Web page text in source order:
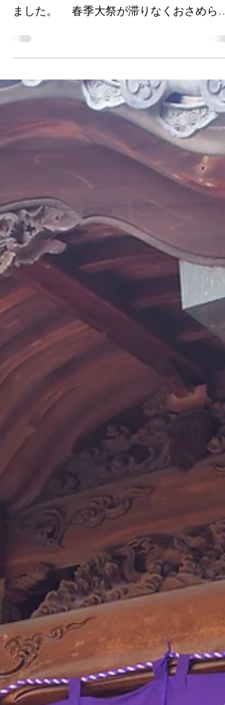
3月14（土）は日没より、天満社社殿にて献
ました。 春季大祭が滞りなくおさめられ
ますようご祈願申し上げますと共に、皆々
さて、明日の春季大祭では、御祈祷奉仕
はじめ、御神札や御朱印等の授与品頒布、
祓い、習字奉納、縁日も行います。 御祈
祷奉仕では、健やかに、そして実りある1年
を御祈願申し上げる春の特別祈祷をはじめ
学業成就・厄祓い・安産祈願の御祈祷もご
仕致します。 どうぞどなた様も御神前に
てご祈願いただき、御神徳をお授かり下さ
ませ。 また、当社での御神札の頒布は、
天満社御璽・学業成就大麻のほか、伊勢神
御神符（神宮大麻）・秋葉山御神符（火伏
の御神札）もお授かり頂けます。 ≫ 御祈祷
奉仕について ≫ 御神札の祀り方について
+++春季大祭コラム公開中+++ 現在、春
季大祭コラムを特別公開中です。 当社の
御祭神・菅原道真公のお話を中心に、全5話
を公開しております。 是非、「 春季大祭
特設ページ 」と併せてご覧下さいませ。
話「 天神様と春まつ